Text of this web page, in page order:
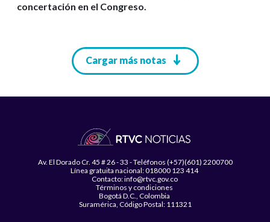
concertación en el Congreso.
Cargar más notas
Av. El Dorado Cr. 45 # 26 - 33 - Teléfonos (+57)(601) 2200700
Línea gratuita nacional: 018000 123 414
Contacto: info@rtvc.gov.co
Términos y condiciones
Bogotá D.C., Colombia
Suramérica, Código Postal: 111321